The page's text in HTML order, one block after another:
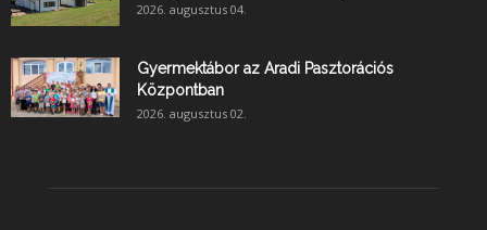
2026. augusztus 04.
Gyermektábor az Aradi Pasztorációs
Központban
2026. augusztus 02.